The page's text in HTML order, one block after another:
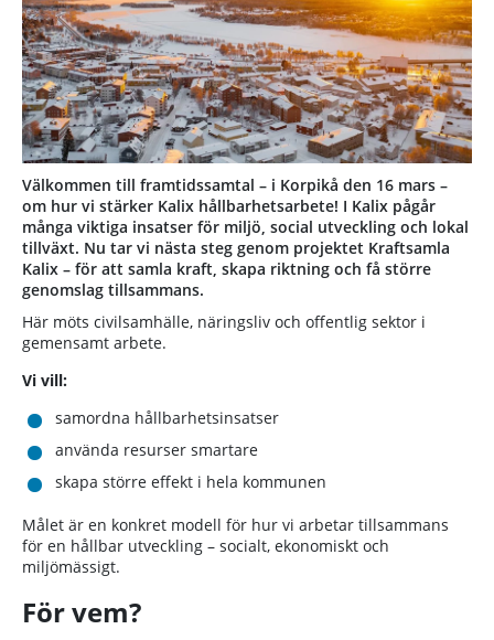
Välkommen till framtidssamtal – i Korpikå den 16 mars –
om hur vi stärker Kalix hållbarhetsarbete! I Kalix pågår
många viktiga insatser för miljö, social utveckling och lokal
tillväxt. Nu tar vi nästa steg genom projektet Kraftsamla
Kalix – för att samla kraft, skapa riktning och få större
genomslag tillsammans.
Här möts civilsamhälle, näringsliv och offentlig sektor i
gemensamt arbete.
Vi vill:
samordna hållbarhetsinsatser
använda resurser smartare
skapa större effekt i hela kommunen
Målet är en konkret modell för hur vi arbetar tillsammans
för en hållbar utveckling – socialt, ekonomiskt och
miljömässigt.
För vem?